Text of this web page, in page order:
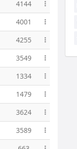
4144
4001
4255
3549
1334
1479
3624
3589